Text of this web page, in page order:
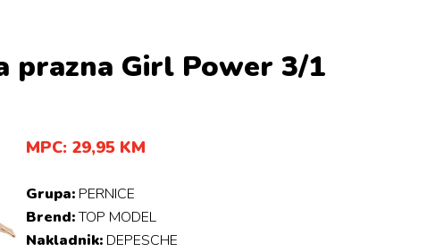
prazna Girl Power 3/1
MPC: 29,95 KM
Grupa: PERNICE
Brend:TOP MODEL
Nakladnik: DEPESCHE